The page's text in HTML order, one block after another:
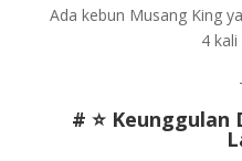
Ada kebun Musang King
4
# ⭐